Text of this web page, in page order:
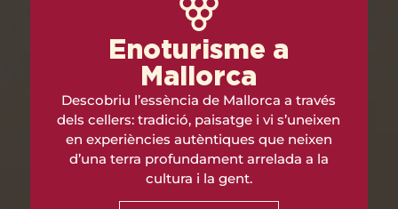
Enoturisme a
Mallorca
Descobriu l’essència de Mallorca a través
dels cellers: tradició, paisatge i vi s’uneixen
en experiències autèntiques que neixen
d’una terra profundament arrelada a la
cultura i la gent.